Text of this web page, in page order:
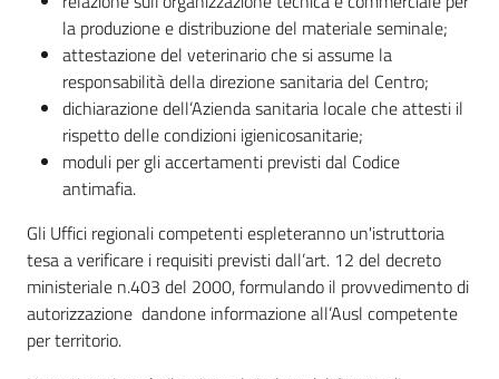
la produzione e distribuzione del materiale seminale;
attestazione del veterinario che si assume la
responsabilità della direzione sanitaria del Centro;
dichiarazione dell’Azienda sanitaria locale che attesti il
rispetto delle condizioni igienicosanitarie;
moduli per gli accertamenti previsti dal Codice
antimafia.
Gli Uffici regionali competenti espleteranno un'istruttoria
tesa a verificare i requisiti previsti dall’art. 12 del decreto
ministeriale n.403 del 2000, formulando il provvedimento di
autorizzazione dandone informazione all’Ausl competente
per territorio.